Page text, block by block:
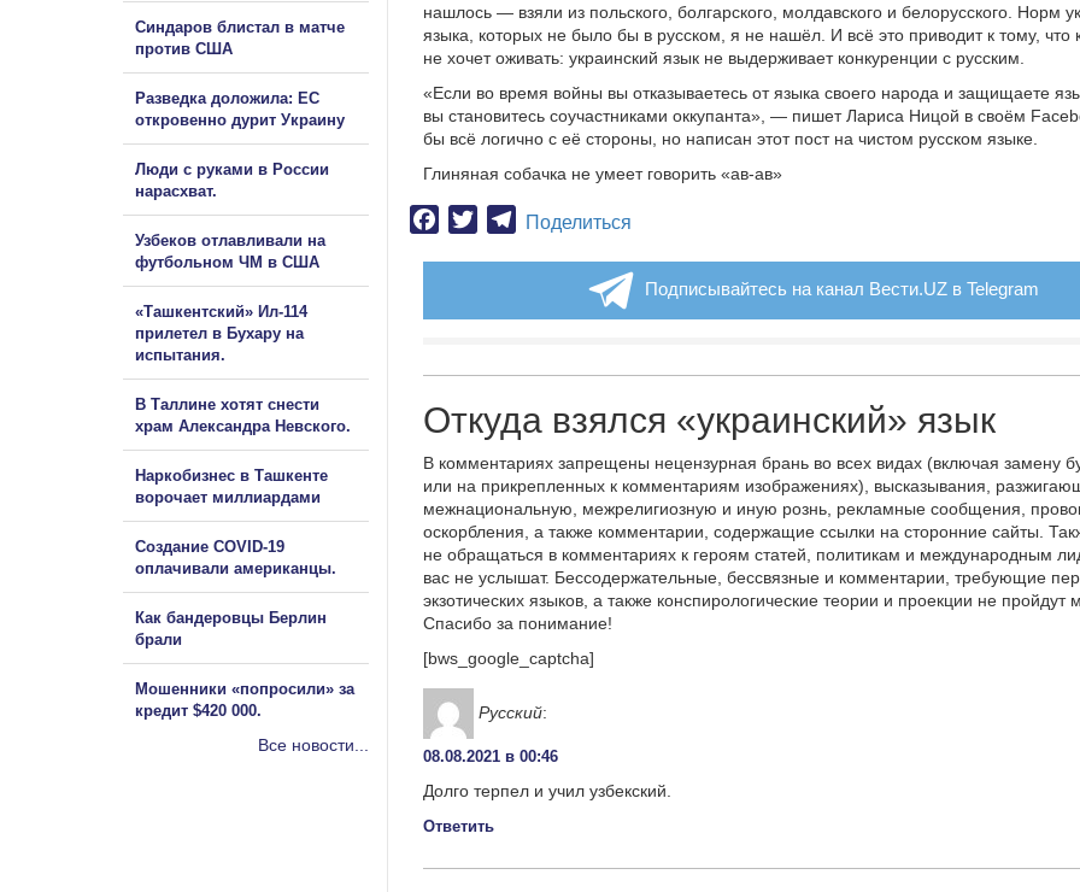
нашлось — взяли из польского, болгарского, молдавского и белорусского. Норм
языка, которых не было бы в русском, я не нашёл. И всё это приводит к тому, что
не хочет оживать: украинский язык не выдерживает конкуренции с русским.
«Если во время войны вы отказываетесь от языка своего народа и защищаете
вы становитесь соучастниками оккупанта», — пишет Лариса Ницой в своём
бы всё логично с её стороны, но написан этот пост на чистом русском языке.
Глиняная собачка не умеет говорить «ав-ав»
Facebook
TwitterTelegram
Поделиться
Подписывайтесь на канал Вести.UZ в Telegram
Откуда взялся «украинский» язык
В комментариях запрещены нецензурная брань во всех видах (включая замену
или на прикрепленных к комментариям изображениях), высказывания,
межнациональную, межрелигиозную и иную рознь, рекламные сообщения,
оскорбления, а также комментарии, содержащие ссылки на сторонние сайты.
не обращаться в комментариях к героям статей, политикам и международным
вас не услышат. Бессодержательные, бессвязные и комментарии, требующие
экзотических языков, а также конспирологические теории и проекции не пройдут
Спасибо за понимание!
[bws_google_captcha]
Русский:
08.08.2021 в 00:46
Долго терпел и учил узбекский.
Ответить
Синдаров блистал в матче
против США
Разведка доложила: ЕС
откровенно дурит Украину
Люди с руками в России
нарасхват.
Узбеков отлавливали на
футбольном ЧМ в США
«Ташкентский» Ил-114
прилетел в Бухару на
испытания.
В Таллине хотят снести
храм Александра Невского.
Наркобизнес в Ташкенте
ворочает миллиардами
Создание COVID-19
оплачивали американцы.
Как бандеровцы Берлин
брали
Мошенники «попросили» за
кредит $420 000.
Все новости...